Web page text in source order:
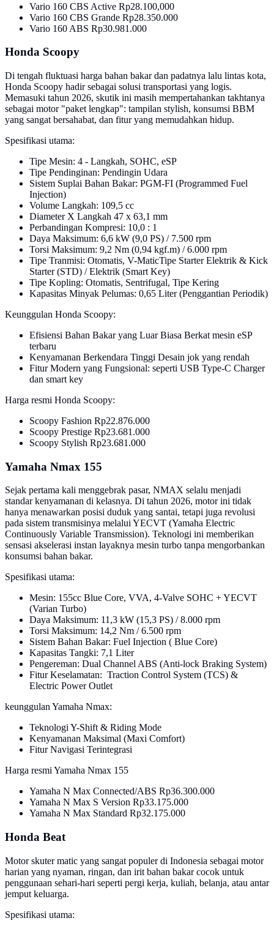
Vario 160 CBS Active Rp28.100,000
Vario 160 CBS Grande Rp28.350.000
Vario 160 ABS Rp30.981.000
Honda Scoopy
Di tengah fluktuasi harga bahan bakar dan padatnya lalu lintas kota,
Honda Scoopy hadir sebagai solusi transportasi yang logis.
Memasuki tahun 2026, skutik ini masih mempertahankan takhtanya
sebagai motor "paket lengkap": tampilan stylish, konsumsi BBM
yang sangat bersahabat, dan fitur yang memudahkan hidup.
Spesifikasi utama:
Tipe Mesin: 4 - Langkah, SOHC, eSP
Tipe Pendinginan: Pendingin Udara
Sistem Suplai Bahan Bakar: PGM-FI (Programmed Fuel
Injection)
Volume Langkah: 109,5 cc
Diameter X Langkah 47 x 63,1 mm
Perbandingan Kompresi: 10,0 : 1
Daya Maksimum: 6,6 kW (9,0 PS) / 7.500 rpm
Torsi Maksimum: 9,2 Nm (0,94 kgf.m) / 6.000 rpm
Tipe Tranmisi: Otomatis, V-MaticTipe Starter Elektrik & Kick
Starter (STD) / Elektrik (Smart Key)
Tipe Kopling: Otomatis, Sentrifugal, Tipe Kering
Kapasitas Minyak Pelumas: 0,65 Liter (Penggantian Periodik)
Keunggulan Honda Scoopy:
Efisiensi Bahan Bakar yang Luar Biasa Berkat mesin eSP
terbaru
Kenyamanan Berkendara Tinggi Desain jok yang rendah
Fitur Modern yang Fungsional: seperti USB Type-C Charger
dan smart key
Harga resmi Honda Scoopy:
Scoopy Fashion Rp22.876.000
Scoopy Prestige Rp23.681.000
Scoopy Stylish Rp23.681.000
Yamaha Nmax 155
Sejak pertama kali menggebrak pasar, NMAX selalu menjadi
standar kenyamanan di kelasnya. Di tahun 2026, motor ini tidak
hanya menawarkan posisi duduk yang santai, tetapi juga revolusi
pada sistem transmisinya melalui YECVT (Yamaha Electric
Continuously Variable Transmission). Teknologi ini memberikan
sensasi akselerasi instan layaknya mesin turbo tanpa mengorbankan
konsumsi bahan bakar.
Spesifikasi utama:
Mesin: 155cc Blue Core, VVA, 4-Valve SOHC + YECVT
(Varian Turbo)
Daya Maksimum: 11,3 kW (15,3 PS) / 8.000 rpm
Torsi Maksimum: 14,2 Nm / 6.500 rpm
Sistem Bahan Bakar: Fuel Injection ( Blue Core)
Kapasitas Tangki: 7,1 Liter
Pengereman: Dual Channel ABS (Anti-lock Braking System)
Fitur Keselamatan: Traction Control System (TCS) &
Electric Power Outlet
keunggulan Yamaha Nmax:
Teknologi Y-Shift & Riding Mode
Kenyamanan Maksimal (Maxi Comfort)
Fitur Navigasi Terintegrasi
Harga resmi Yamaha Nmax 155
Yamaha N Max Connected/ABS Rp36.300.000
Yamaha N Max S Version Rp33.175.000
Yamaha N Max Standard Rp32.175.000
Honda Beat
Motor skuter matic yang sangat populer di Indonesia sebagai motor
harian yang nyaman, ringan, dan irit bahan bakar cocok untuk
penggunaan sehari-hari seperti pergi kerja, kuliah, belanja, atau antar
jemput keluarga.
Spesifikasi utama: